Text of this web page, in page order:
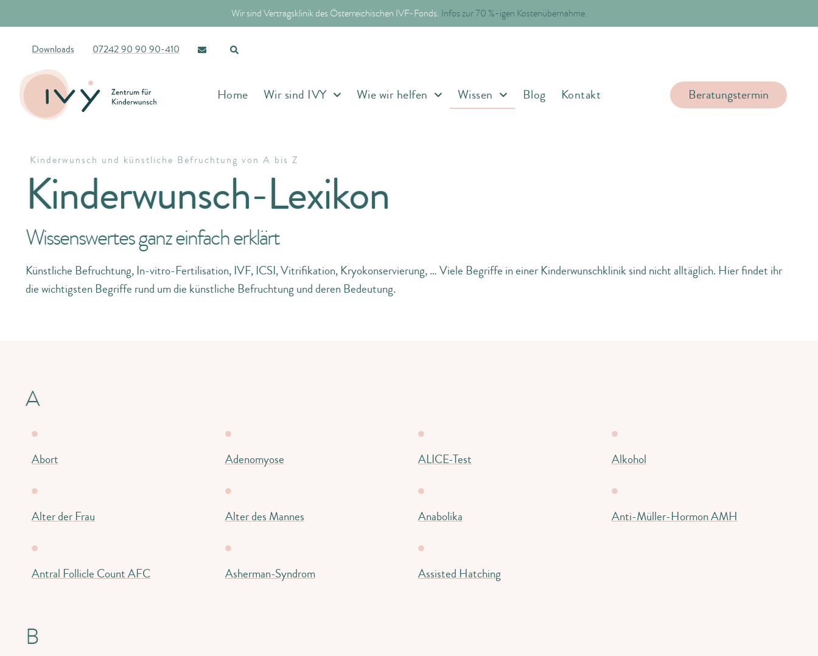
Wir sind Vertragsklinik des Österreichischen IVF-Fonds. Infos zur 70 %-igen Kostenübernahme.
Downloads 07242 90 90 90-410
Home Wir sind IVY Wie wir helfen Wissen Blog Kontakt Beratungstermin
Kinderwunschlexikon
Kinderwunsch und künstliche Befruchtung von A bis Z
Kinderwunsch-Lexikon
Wissenswertes ganz einfach erklärt
Künstliche Befruchtung, In-vitro-Fertilisation, IVF, ICSI, Vitrifikation, Kryokonservierung, … Viele Begriffe in einer Kinderwunschklinik sind nicht alltäglich. Hier findet ihr
die wichtigsten Begriffe rund um die künstliche Befruchtung und deren Bedeutung.
A
Abort Adenomyose ALICE-Test Alkohol
Alter der Frau Alter des Mannes Anabolika Anti-Müller-Hormon AMH
Antral Follicle Count AFC Asherman-Syndrom Assisted Hatching
B